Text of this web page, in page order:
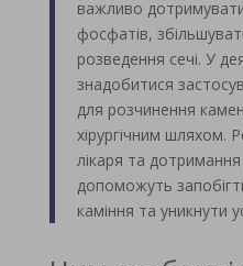
важливо
фосфатів,
розведення сечі. У
знадобитися
для розчинення
хірургічним шляхом.
лікаря та
допоможуть
каміння та уникнути